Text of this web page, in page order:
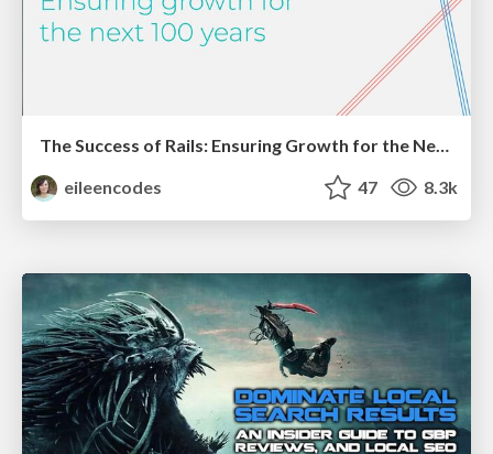
The Success of Rails: Ensuring Growth for the Next 100 Years
eileencodes
47 8.3k